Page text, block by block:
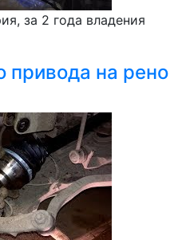
за 2 года владения
привода на рено